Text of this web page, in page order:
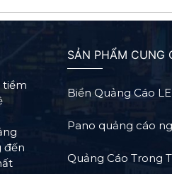
tiềm
đến
SẢN PHẨM CUNG
Biển Quảng Cáo
Pano quảng cáo
Quảng Cáo Trong